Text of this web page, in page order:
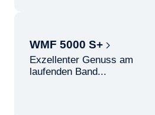
WMF 5000 S+
Exzellenter Genuss am
laufenden Band...